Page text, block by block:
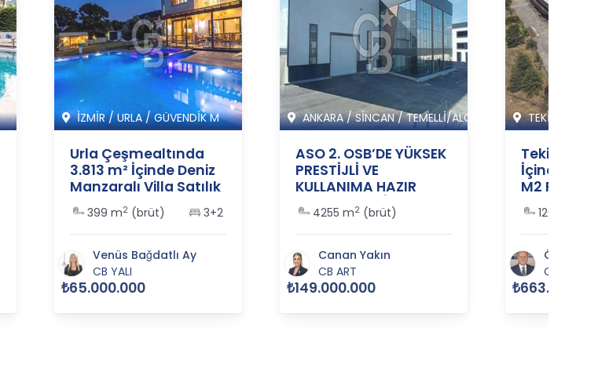
İZMİR/URLA/GÜVENDİK M
Urla Çeşmealtında
3.813 m² İçinde Deniz
Manzaralı Villa Satılık
- 365555
399 m2(brüt) 3+2
Venüs Bağdatlı Ay
CB YALI
₺65.000.000
ANKARA/SİNCAN/TEMELLİ/ALCI M
ASO 2. OSB’DE YÜKSEK
PRESTİJLİ VE
KULLANIMA HAZIR
SATILIK FABRİKA
BİNASI - 365517
4255 m2(brüt)
Canan Yakın
CB ART
₺149.000.000
TEKİRDAĞ
Tekirdağ
İçinde
M2
364485
12000 m
Ömer
CB SİAM